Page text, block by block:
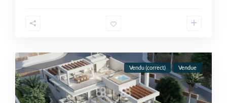
Vendu (correct) Vendue